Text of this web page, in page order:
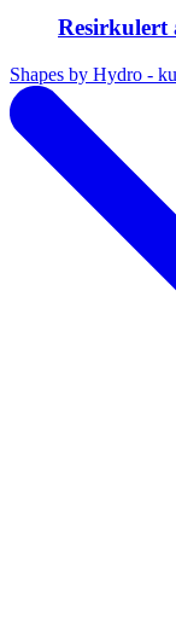
Shapes by Hydro -